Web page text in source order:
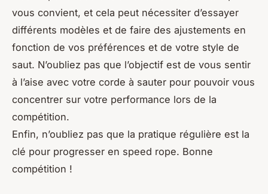
vous convient, et cela peut nécessiter d’essayer
différents modèles et de faire des ajustements en
fonction de vos préférences et de votre style de
saut. N’oubliez pas que l’objectif est de vous sentir
à l’aise avec votre corde à sauter pour pouvoir vous
concentrer sur votre performance lors de la
compétition.
Enfin, n’oubliez pas que la pratique régulière est la
clé pour progresser en speed rope. Bonne
compétition !